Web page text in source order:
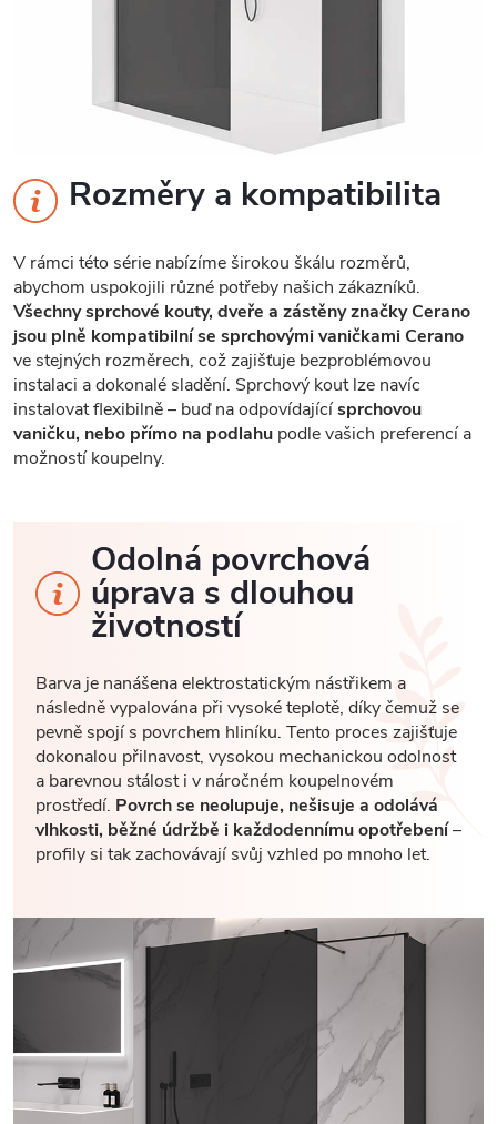
Rozměry a kompatibilita
V rámci této série nabízíme širokou škálu rozměrů,
abychom uspokojili různé potřeby našich zákazníků.
Všechny sprchové kouty, dveře a zástěny značky Cerano
jsou plně kompatibilní se sprchovými vaničkami Cerano
ve stejných rozměrech, což zajišťuje bezproblémovou
instalaci a dokonalé sladění. Sprchový kout lze navíc
instalovat flexibilně – buď na odpovídajícísprchovou
vaničku, nebo přímo na podlahu podle vašich preferencí a
možností koupelny.
Odolná povrchová
úprava s dlouhou
životností
Barva je nanášena elektrostatickým nástřikem a
následně vypalována při vysoké teplotě, díky čemuž se
pevně spojí s povrchem hliníku. Tento proces zajišťuje
dokonalou přilnavost, vysokou mechanickou odolnost
a barevnou stálost i v náročném koupelnovém
prostředí. Povrch se neolupuje, nešisuje a odolává
vlhkosti, běžné údržbě i každodennímu opotřebení–
profily si tak zachovávají svůj vzhled po mnoho let.